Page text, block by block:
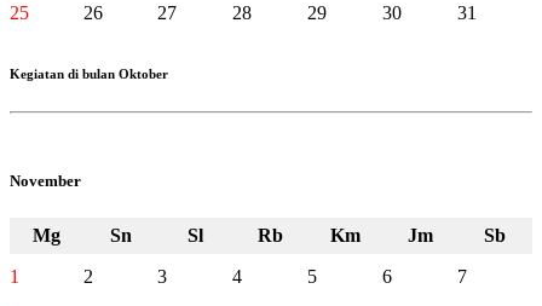
25 26 27 28 29 30 31
Kegiatan di bulan Oktober
November
Mg Sn Sl Rb Km Jm
Sb
1
2 3 4 5 6 7